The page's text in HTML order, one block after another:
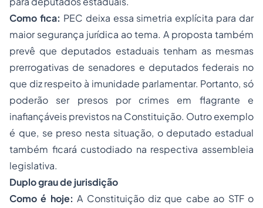
Como fica: PEC deixa essa simetria explícita para dar
maior segurança jurídica ao tema. A proposta também
prevê que deputados estaduais tenham as mesmas
prerrogativas de senadores e deputados federais no
que diz respeito à imunidade parlamentar. Portanto, só
poderão ser presos por crimes em flagrante e
inafiançáveis previstos na Constituição. Outro exemplo
é que, se preso nesta situação, o deputado estadual
também ficará custodiado na respectiva assembleia
legislativa.
Duplo grau de jurisdição
Como é hoje:A Constituição diz que cabe ao STF o